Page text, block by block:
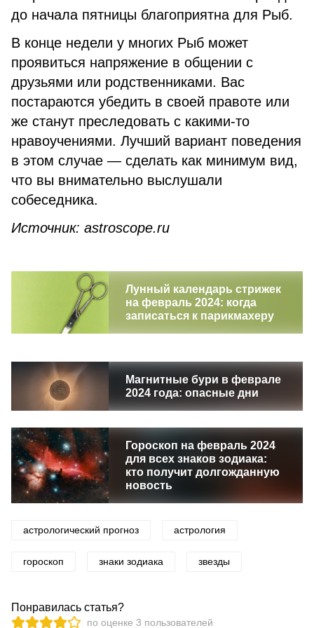
до начала пятницы благоприятна для Рыб.
В конце недели у многих Рыб может
проявиться напряжение в общении с
друзьями или родственниками. Вас
постараются убедить в своей правоте или
же станут преследовать с какими-то
нравоучениями. Лучший вариант поведения
в этом случае — сделать как минимум вид,
что вы внимательно выслушали
собеседника.
Источник: astroscope.ru
Лунный календарь стрижек
на февраль 2024: когда
записаться к парикмахеру
Магнитные бури в феврале
2024 года: опасные дни
Гороскоп на февраль 2024
для всех знаков зодиака:
кто получит долгожданную
новость
астрологический прогноз астрология
гороскоп знаки зодиака звезды
Понравилась статья?
по оценке 3 пользователей